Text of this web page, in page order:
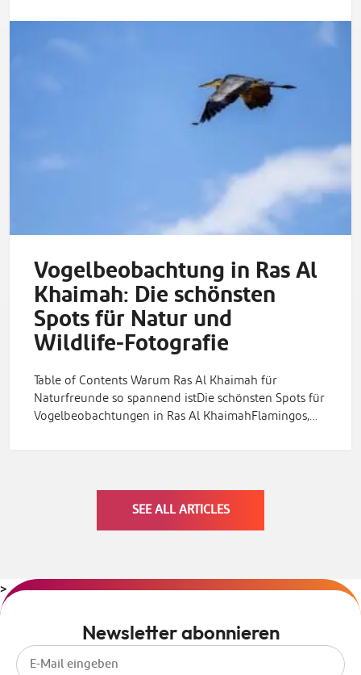
Vogelbeobachtung in Ras Al
Khaimah: Die schönsten
Spots für Natur und
Wildlife-Fotografie
Table of Contents Warum Ras Al Khaimah für
Naturfreunde so spannend istDie schönsten Spots für
Vogelbeobachtungen in Ras Al KhaimahFlamingos,…
SEE ALL ARTICLES
>
Newsletter abonnieren